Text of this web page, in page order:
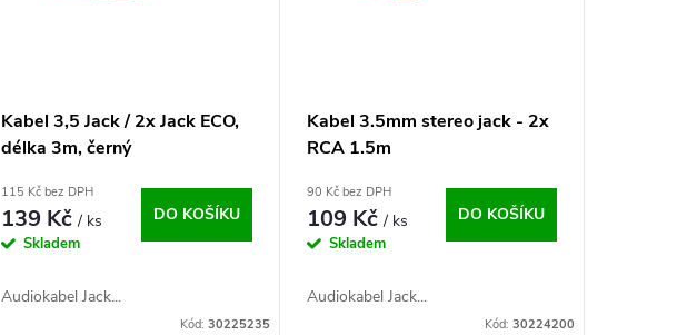
Kabel 3,5 Jack / 2x Jack ECO,
délka 3m, černý
115 Kč bez DPH
139 Kč/ ks
Skladem
DO KOŠÍKU
Audiokabel Jack...
Kód: 30225235
Kabel 3.5mm stereo jack - 2x
RCA 1.5m
90 Kč bez DPH
109 Kč/ ks
Skladem
DO KOŠÍKU
Audiokabel Jack...
Kód: 30224200